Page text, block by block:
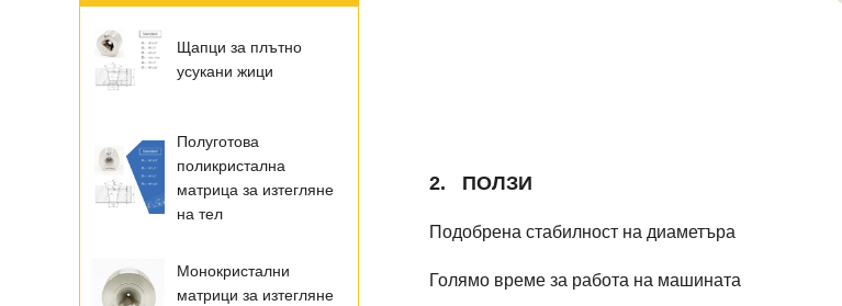
Щапци за плътно
усукани жици
Полуготова
поликристална
матрица за изтегляне
на тел
Монокристални
матрици за изтегляне
2. ПОЛЗИ
Подобрена стабилност на диаметъра
Голямо време за работа на машината